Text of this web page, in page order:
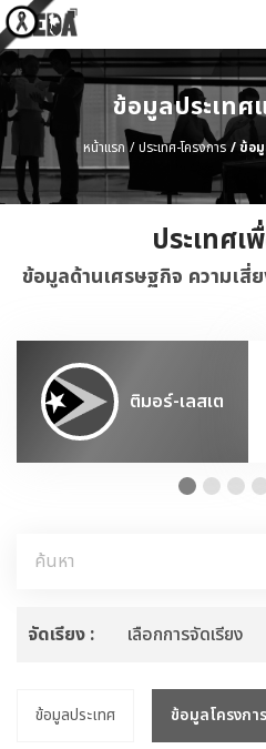
ข้อมูลประเทศ
หน้าแรก ประเทศ-โครงการ ข้อ
ประเทศเ
ข้อมูลด้านเศรษฐกิจ ความเสี่
ติมอร์-เลสเต
จัดเรียง : เลือกการจัดเรียง
ข้อมูลประเทศ ข้อมูลโครงการ